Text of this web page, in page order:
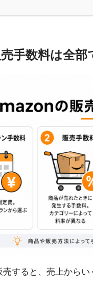
手数料は全部
すると、売上からい